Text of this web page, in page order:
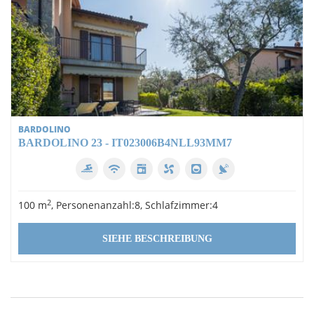
BARDOLINO
BARDOLINO 23 - IT023006B4NLL93MM7
100 m2, Personenanzahl:8, Schlafzimmer:4
SIEHE BESCHREIBUNG